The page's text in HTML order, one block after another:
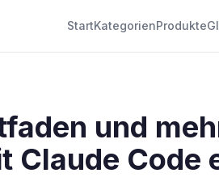
StartKategorienProdukte
und
Claude Code